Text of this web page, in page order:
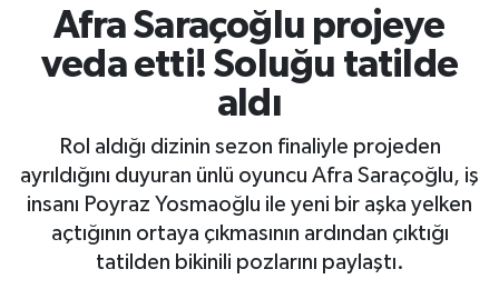
Afra Saraçoğlu projeye
veda etti! Soluğu tatilde
aldı
Rol aldığı dizinin sezon finaliyle projeden
ayrıldığını duyuran ünlü oyuncu Afra Saraçoğlu, iş
insanı Poyraz Yosmaoğlu ile yeni bir aşka yelken
açtığının ortaya çıkmasının ardından çıktığı
tatilden bikinili pozlarını paylaştı.
SPOR
EKONOMİ
GÜNDEM
Kahramanmaraş Trafik Yoğunluk Haritası
Süper Lig Puan Durumu ve Fikstür
Tüm Manşetler
Son Dakika Haberleri